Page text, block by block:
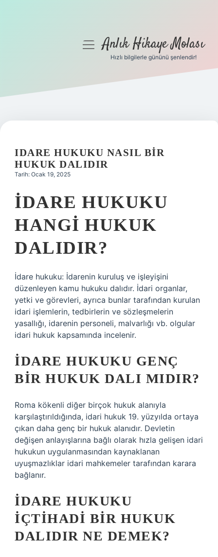
Gizlilik Politikası
Yasal Uyarı
menüyüAnlık Hikaye Molası
Hızlı bilgilerle gününü şenlendir!
IDARE HUKUKU NASIL BIR
HUKUK DALIDIR
Tarih: Ocak 19, 2025
İDARE HUKUKU
HANGI HUKUK
DALIDIR?
İdare hukuku: İdarenin kuruluş ve işleyişini
düzenleyen kamu hukuku dalıdır. İdari organlar,
yetki ve görevleri, ayrıca bunlar tarafından kurulan
idari işlemlerin, tedbirlerin ve sözleşmelerin
yasallığı, idarenin personeli, malvarlığı vb. olgular
idari hukuk kapsamında incelenir.
İDARE HUKUKU GENÇ
BIR HUKUK DALI MIDIR?
Roma kökenli diğer birçok hukuk alanıyla
karşılaştırıldığında, idari hukuk 19. yüzyılda ortaya
çıkan daha genç bir hukuk alanıdır. Devletin
değişen anlayışlarına bağlı olarak hızla gelişen idari
hukukun uygulanmasından kaynaklanan
uyuşmazlıklar idari mahkemeler tarafından karara
bağlanır.
İDARE HUKUKU
IÇTIHADI BIR HUKUK
DALIDIR NE DEMEK?